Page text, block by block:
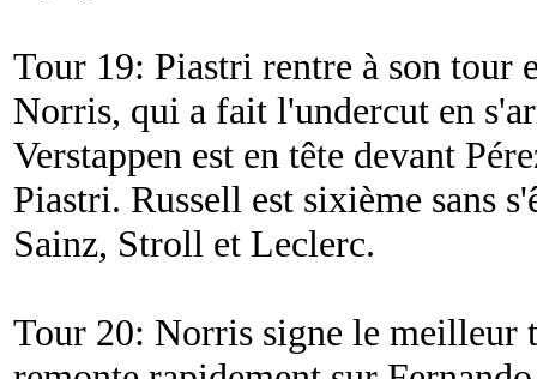
Tour 19: Piastri rentre à son tour
Norris, qui a fait l'undercut en
Verstappen est en tête devant
Piastri. Russell est sixième sans
Sainz, Stroll et Leclerc.
Tour 20: Norris signe le meilleur